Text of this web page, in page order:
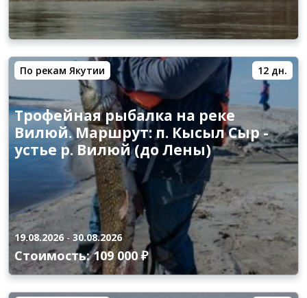
По рекам Якутии 12 дн.
Трофейная рыбалка на реке
Вилюй. Маршрут: п. Кысыл Сыр -
устье р. Вилюй (до Лены)
19.08.2026-30.08.2026
Стоимость: 109 000 ₽